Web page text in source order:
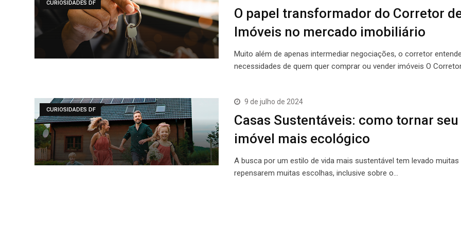
CURIOSIDADES DF
O papel transformador do Corretor
Imóveis no mercado imobiliário
Muito além de apenas intermediar negociações, o corretor
necessidades de quem quer comprar ou vender imóveis O
CURIOSIDADES DF
9 de julho de 2024
Casas Sustentáveis: como tornar seu
imóvel mais ecológico
A busca por um estilo de vida mais sustentável tem levado
repensarem muitas escolhas, inclusive sobre o…